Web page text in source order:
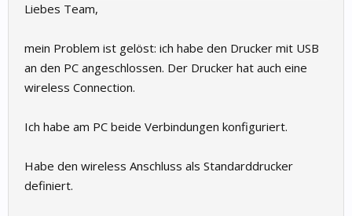
Liebes Team,
mein Problem ist gelöst: ich habe den Drucker mit USB
an den PC angeschlossen. Der Drucker hat auch eine
wireless Connection.
Ich habe am PC beide Verbindungen konfiguriert.
Habe den wireless Anschluss als Standarddrucker
definiert.